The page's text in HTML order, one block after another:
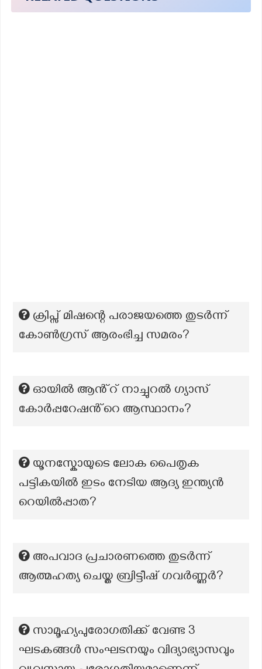
ക്രിപ്സ് മിഷന്റെ പരാജയത്തെ തുടർന്ന്
കോൺഗ്രസ് ആരംഭിച്ച സമരം?
ഓയിൽ ആൻ്റ് നാച്ചുറൽ ഗ്യാസ്
കോർപ്പറേഷൻ്റെ ആസ്ഥാനം?
യൂനസ്കോയുടെ ലോക പൈതൃക
പട്ടികയിൽ ഇടം നേടിയ ആദ്യ ഇന്ത്യൻ
റെയിൽപ്പാത?
അപവാദ പ്രചാരണത്തെ തുടർന്ന്
ആത്മഹത്യ ചെയ്ത ബ്രിട്ടീഷ് ഗവർണ്ണർ?
സാമൂഹ്യപുരോഗതിക്ക് വേണ്ട 3
ഘടകങ്ങള്‍ സംഘടനയും വിദ്യാഭ്യാസവും